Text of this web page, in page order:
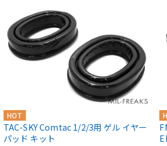
HOT
TAC-SKY Comtac 1/2/3用 ゲル イヤー
パッド キット